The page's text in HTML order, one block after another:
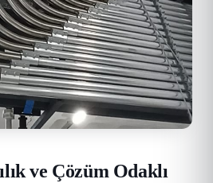
ve Çözüm Odaklı